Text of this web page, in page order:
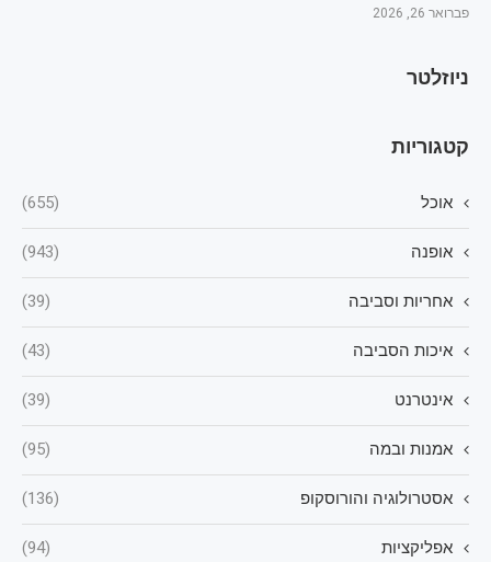
פברואר 26, 2026
ניוזלטר
קטגוריות
אוכל (655)
אופנה (943)
אחריות וסביבה (39)
איכות הסביבה (43)
אינטרנט (39)
אמנות ובמה (95)
אסטרולוגיה והורוסקופ (136)
אפליקציות (94)